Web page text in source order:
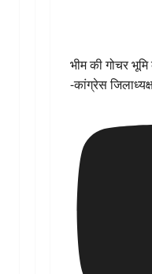
भीम की गोचर
-कांग्रेस